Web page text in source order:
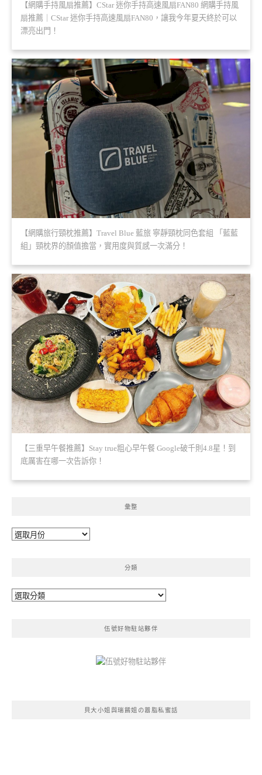
【網購手持風扇推薦】CStar 迷你手持高速風扇FAN80 網購手持風
扇推薦｜CStar 迷你手持高速風扇FAN80，讓我今年夏天終於可以
漂亮出門！
【網購旅行頸枕推薦】Travel Blue 藍旅 寧靜頸枕同色套組 「藍藍
組」頸枕界的顏值擔當，實用度與質感一次滿分！
【三重早午餐推薦】Stay true粗心早午餐 Google破千則4.8星！到
底厲害在哪一次告訴你！
彙整
彙
分類
分
伍號好物駐站夥伴
貝大小姐與瑞餚姐の囂脂私蜜話